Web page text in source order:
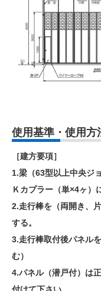
使用基準・使用方
［建方要項］
1.梁（63型以上中央ジ
Ｋカプラー（単×4ヶ）
2.走行棒を（両開き、
する。
3.走行棒取付後パネル
む）
4.パネル（潜戸付）は